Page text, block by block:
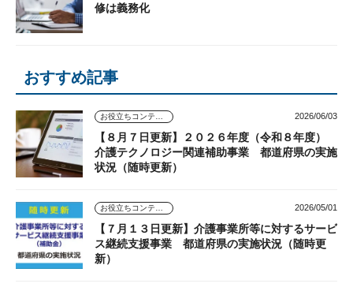
修は義務化
おすすめ記事
2026/06/03
【８月７日更新】２０２６年度（令和８年度）
介護テクノロジー関連補助事業 都道府県の実施
状況（随時更新）
2026/05/01
【７月１３日更新】介護事業所等に対するサービ
ス継続支援事業 都道府県の実施状況（随時更
新）